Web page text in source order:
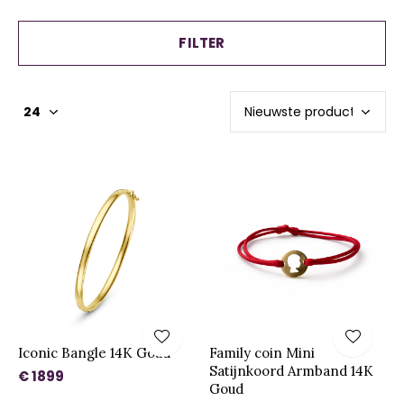
FILTER
Iconic Bangle 14K Goud
€ 1899
Family coin Mini
Satijnkoord Armband 14K
Goud